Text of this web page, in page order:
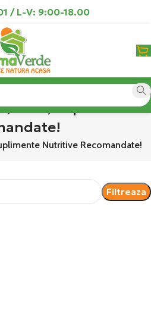
/ L-V: 9:00-18.00
Suplimente
Nutritive Recomandate!
Filtreaza